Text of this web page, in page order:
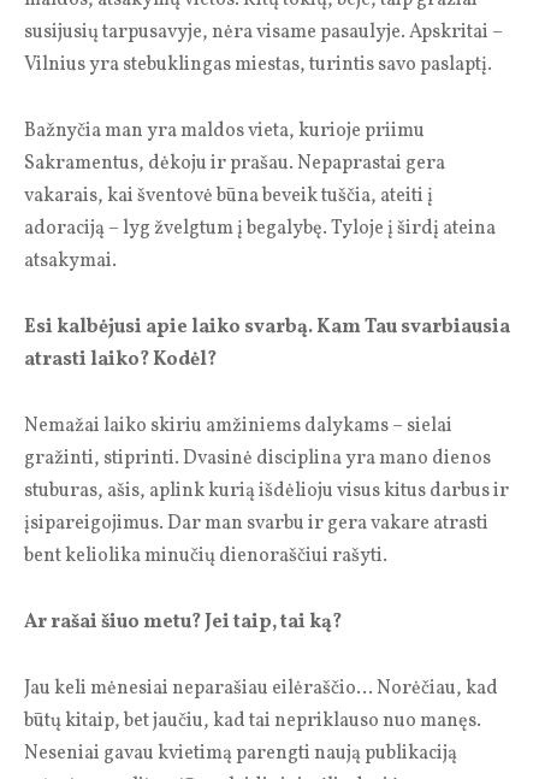
susijusių tarpusavyje, nėra visame pasaulyje. Apskritai –
Vilnius yra stebuklingas miestas, turintis savo paslaptį.
Bažnyčia man yra maldos vieta, kurioje priimu
Sakramentus, dėkoju ir prašau. Nepaprastai gera
vakarais, kai šventovė būna beveik tuščia, ateiti į
adoraciją – lyg žvelgtum į begalybę. Tyloje į širdį ateina
atsakymai.
Esi kalbėjusi apie laiko svarbą. Kam Tau svarbiausia
atrasti laiko? Kodėl?
Nemažai laiko skiriu amžiniems dalykams – sielai
gražinti, stiprinti. Dvasinė disciplina yra mano dienos
stuburas, ašis, aplink kurią išdėlioju visus kitus darbus ir
įsipareigojimus. Dar man svarbu ir gera vakare atrasti
bent keliolika minučių dienoraščiui rašyti.
Ar rašai šiuo metu? Jei taip, tai ką?
Jau keli mėnesiai neparašiau eilėraščio… Norėčiau, kad
būtų kitaip, bet jaučiu, kad tai nepriklauso nuo manęs.
Neseniai gavau kvietimą parengti naują publikaciją